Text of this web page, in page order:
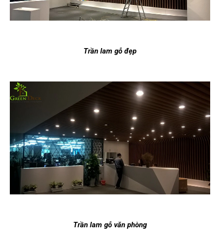
Trần lam gỗ đẹp
Trần lam gỗ văn phòng